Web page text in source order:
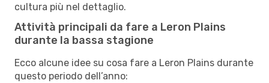
cultura più nel dettaglio.
Attività principali da fare a Leron Plains
durante la bassa stagione
Ecco alcune idee su cosa fare a Leron Plains durante
questo periodo dell’anno: